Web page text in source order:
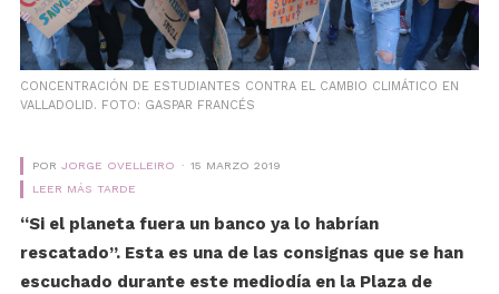
CONCENTRACIÓN DE ESTUDIANTES CONTRA EL CAMBIO CLIMÁTICO EN
VALLADOLID. FOTO: GASPAR FRANCÉS
POR JORGE OVELLEIRO
15 MARZO 2019
LEER MÁS TARDE
“Si el planeta fuera un banco ya lo habrían
rescatado”. Esta es una de las consignas que se han
escuchado durante este mediodía en la Plaza de